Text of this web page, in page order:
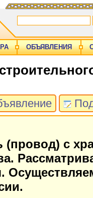
ОБЪЯВЛЕНИЯ
(провод) с